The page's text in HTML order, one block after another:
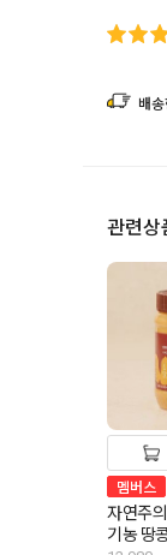
배
관련상
멤버스
자연주
기농 땅